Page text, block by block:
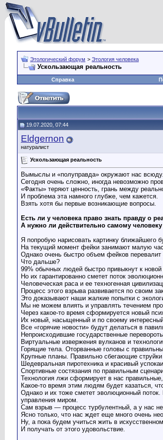
Этологический форум > Этология человека
Ускользающая реальность
Справка
19.07.2020, 07:44
Eldgernon
натуралист
Ускользающая реальность
Вымыслы и «полуправда» окружают нас всюду.
Сегодня очень сложно, иногда невозможно
«Факты» теряют ценность, грань между
И проблема эта намного глубже, чем кажется.
Взять хотя бы первые возникающие вопросы.
Есть ли у человека право знать правду о
А нужно ли действительно самому человеку
Я попробую нарисовать картинку ближайшего
На текущий момент фейки занимают малую
Однако очень быстро объем фейков
Что дальше?
99% обычных людей быстро привыкнут к
Но их гарантированно сметет поток
Человеческая раса и ее техногенная
Процесс этого взрыва развивается по своим
Это доказывают наши жалкие попытки с
Мы не можем влиять и управлять течением
Через какое-то время сформируется новый
Их новый, насыщенный и по своему
Все «горячие новости» будут делаться в
Непроисходившие государственные
Виртуальные извержения вулканов и
Горящие тела. Оторванные головы с
Крупные планы. Правильно сбегающие струйки
Шедевральная пиротехника и красивый
Спортивные состязания по правильным
Технология лжи сформирует в нас
Какое-то время этим людям будет казаться,
Однако и их тоже сметет эволюционный
управления миром.
Сам взрыв — процесс турбулентный, а у нас
Ясно только, что нас ждет еще много очень
Ну, а пока будем учиться жить в
И получать от этого удовольствие.